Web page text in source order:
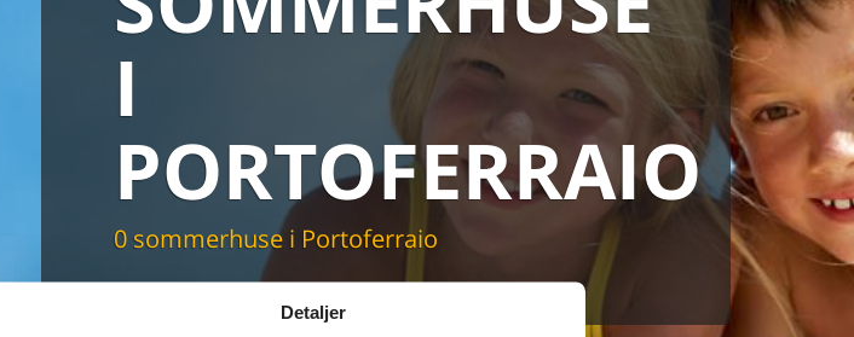
I
PORTOFERRAIO
0 sommerhuse i Portoferraio
MED
PRISGARANTI
Du får altid dit sommerhus til markedets laveste
SOMMERHUSUDLEJNING
De fleste danske sommerhuse samlet på ét sted
Detaljer